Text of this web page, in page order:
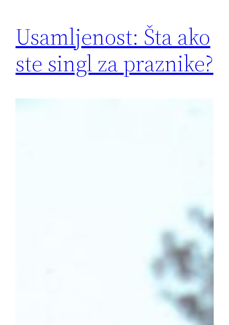
Usamljenost: Šta ako
ste singl za praznike?